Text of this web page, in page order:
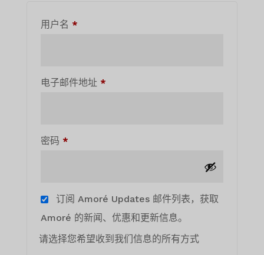
用户名 *需
电子邮件地址 *需
密码 *需
订阅 Amoré Updates 邮件列表，获取
Amoré 的新闻、优惠和更新信息。
请选择您希望收到我们信息的所有方式